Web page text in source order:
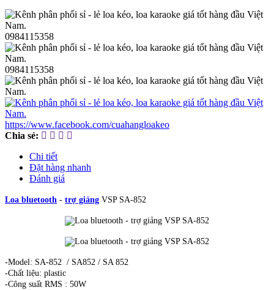
0984115358
0984115358
https://www.facebook.com/cuahangloakeo
Chia sẻ:
Chi tiết
Đặt hàng nhanh
Đánh giá
Loa bluetooth - trợ giảng VSP SA-852
-Model: SA-852 / SA852 / SA 852
-Chất liệu: plastic
-Công suất RMS : 50W